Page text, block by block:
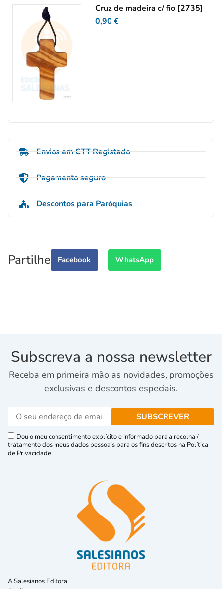
Cruz de madeira c/ fio [2735]
0,90€
Envios em CTT Registado
Pagamento seguro
Descontos para Paróquias
Partilhe Facebook WhatsApp
Subscreva a nossa newsletter
Receba em primeira mão as novidades, promoções
exclusivas e descontos especiais.
Dou o meu consentimento explícito e informado para a recolha /
tratamento dos meus dados pessoais para os fins descritos na Política
de Privacidade.
A Salesianos Editora